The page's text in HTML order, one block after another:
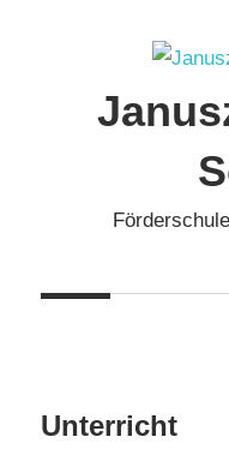
Unterricht